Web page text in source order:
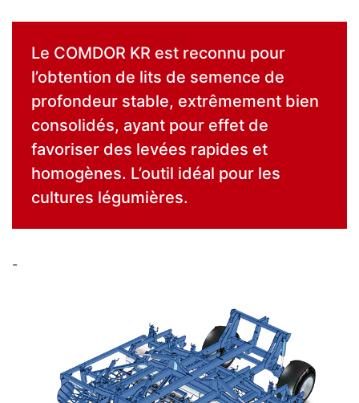
Le COMDOR KR est reconnu pour
l’obtention de lits de semence de
profondeur stable, extrêmement bien
consolidés, ayant pour effet de
favoriser des levées rapides et
homogènes. L’outil idéal pour les
cultures légumières.
-